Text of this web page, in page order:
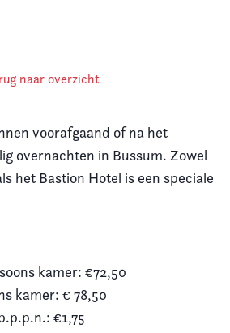
naar overzicht
voorafgaand of na het
overnachten in Bussum. Zowel
het Bastion Hotel is een speciale
kamer: €72,50
kamer: € 78,50
€1,75